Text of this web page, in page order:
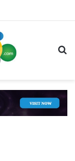
পরিবার